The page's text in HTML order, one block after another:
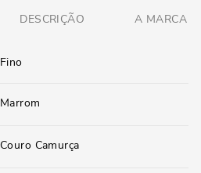
DESCRIÇÃO A MARCA
Fino
Marrom
Couro Camurça